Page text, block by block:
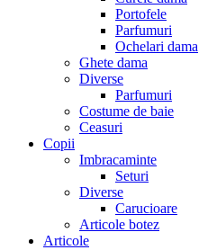
Portofele
Parfumuri
Ochelari dama
Ghete dama
Diverse
Parfumuri
Costume de baie
Ceasuri
Copii
Imbracaminte
Seturi
Diverse
Carucioare
Articole botez
Articole